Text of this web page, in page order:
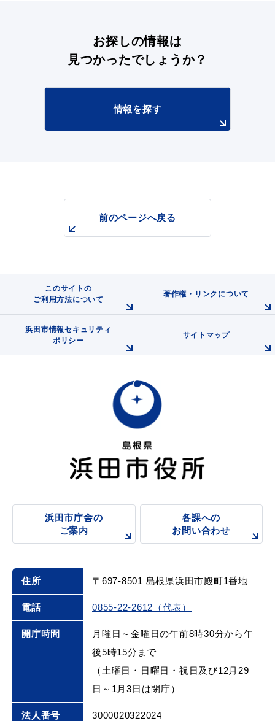
浜田市庁舎の
お探しの情報は
見つかったでしょうか？
情報を探す
前のページへ戻る
このサイトの
ご利用方法について
著作権・リンクについて
浜田市情報セキュリティ
ポリシー
サイトマップ
浜田市庁舎の
ご案内
各課への
お問い合わせ
住所 〒697-8501 島根県浜田市殿町1番地
電話 0855-22-2612（代表）
開庁時間
月曜日～金曜日の午前8時30分から午
後5時15分まで
（土曜日・日曜日・祝日及び12月29
日～1月3日は閉庁）
法人番号 3000020322024